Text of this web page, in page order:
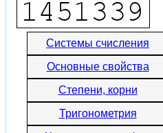
Системы счисления
Основные свойства
Степени, корни
Тригонометрия